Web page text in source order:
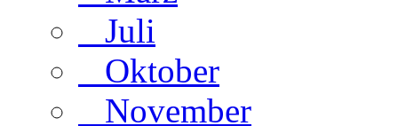
Juli
Oktober
November